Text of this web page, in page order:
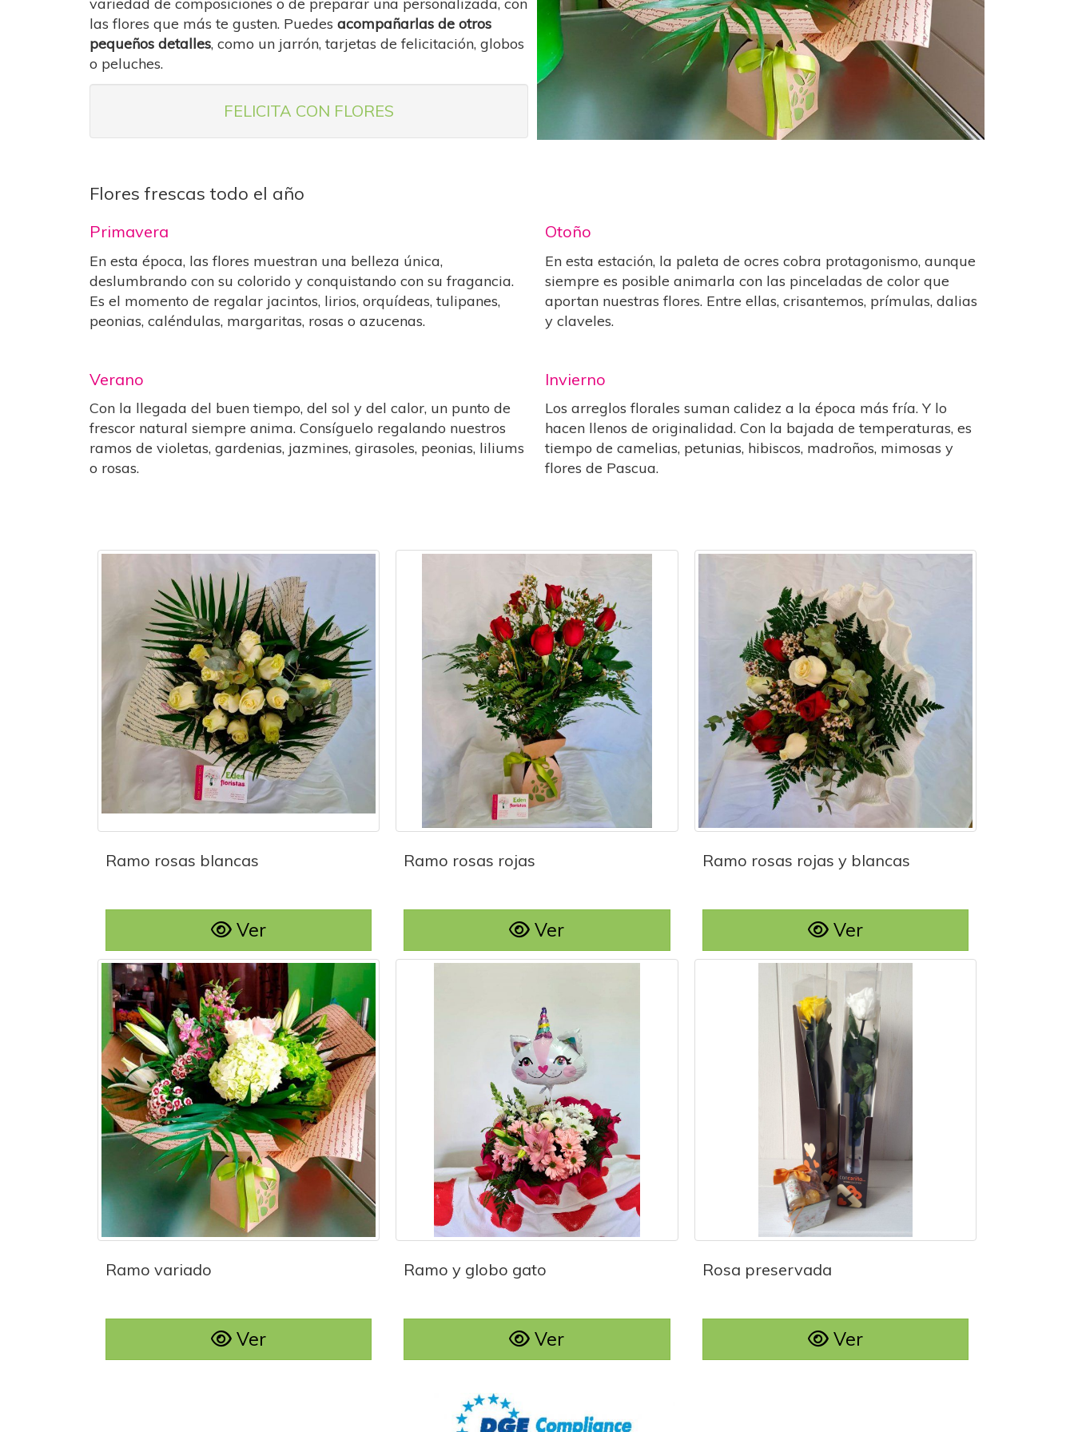
las flores que más te gusten. Puedes acompañarlas de otros
pequeños detalles, como un jarrón, tarjetas de felicitación, globos
o peluches.
FELICITA CON FLORES
Flores frescas todo el año
Primavera
En esta época, las flores muestran una belleza única,
deslumbrando con su colorido y conquistando con su fragancia.
Es el momento de regalar jacintos, lirios, orquídeas, tulipanes,
peonias, caléndulas, margaritas, rosas o azucenas.
Verano
Con la llegada del buen tiempo, del sol y del calor, un punto de
frescor natural siempre anima. Consíguelo regalando nuestros
ramos de violetas, gardenias, jazmines, girasoles, peonias, liliums
o rosas.
Otoño
En esta estación, la paleta de ocres cobra protagonismo, aunque
siempre es posible animarla con las pinceladas de color que
aportan nuestras flores. Entre ellas, crisantemos, prímulas, dalias
y claveles.
Invierno
Los arreglos florales suman calidez a la época más fría. Y lo
hacen llenos de originalidad. Con la bajada de temperaturas, es
tiempo de camelias, petunias, hibiscos, madroños, mimosas y
flores de Pascua.
Ramo rosas blancas
Ramo rosas blancas
Ver
Ramo rosas rojas
Ramo rosas rojas
Ver
Ramo rosas rojas y blancas
Ramo rosas rojas y blancas
Ver
Ramo variado
Ramo variado
Ver
Ramo y globo gato
Ramo y globo gato
Ver
Rosa preservada
Rosa preservada
Ver